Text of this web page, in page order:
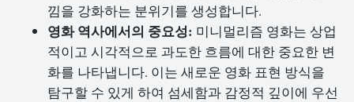
낌을 강화하는 분위기를 생성합니다.
영화 역사에서의 중요성: 미니멀리즘 영화는 상업
적이고 시각적으로 과도한 흐름에 대한 중요한 변
화를 나타냅니다. 이는 새로운 영화 표현 방식을
탐구할 수 있게 하여 섬세함과 감정적 깊이에 우선